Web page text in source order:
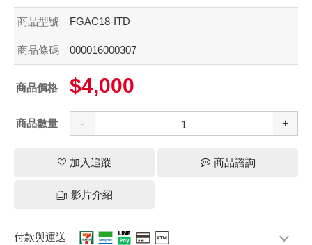
商品型號 FGAC18-ITD
商品條碼 000016000307
商品價格 $4,000
商品數量 - +
加入追蹤 商品諮詢
影片介紹
付款與運送